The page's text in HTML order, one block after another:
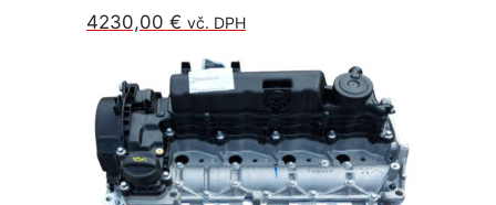
4230,00 € vč. DPH